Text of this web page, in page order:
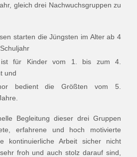
gleich drei Nachwuchsgruppen zu
starten die Jüngsten im Alter ab 4
ist für Kinder vom 1. bis zum 4.
und
bedient die Größten vom 5.
Begleitung dieser drei Gruppen
erfahrene und hoch motivierte
kontinuierliche Arbeit sicher nicht
froh und auch stolz darauf sind,